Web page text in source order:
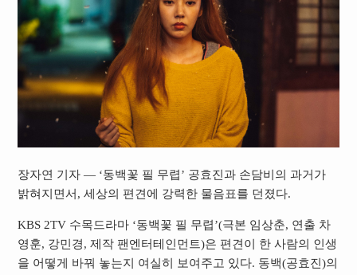
장자연 기자 — ‘동백꽃 필 무렵’ 공효진과 손담비의 과거가
밝혀지면서, 세상의 편견에 강력한 물음표를 던졌다.
KBS 2TV 수목드라마 ‘동백꽃 필 무렵’(극본 임상춘, 연출 차
영훈, 강민경, 제작 팬엔터테인먼트)은 편견이 한 사람의 인생
을 어떻게 바꿔 놓는지 여실히 보여주고 있다. 동백(공효진)의